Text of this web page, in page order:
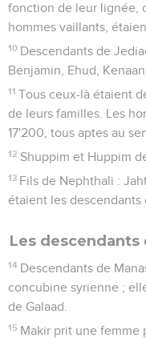
fonction de leur lignée,
hommes vaillants,
10 Descendants de
Benjamin, Ehud,
11 Tous ceux-là étaient
de leurs familles. Les
17'200, tous aptes au
12 Shuppim et Huppim
13 Fils de Nephthali :
étaient les descendants
Les descendants
14 Descendants de
concubine syrienne ;
de Galaad.
15 Makir prit une femme